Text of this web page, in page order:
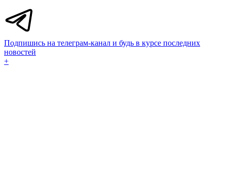
Подпишись на телеграм-канал и будь в курсе последних
новостей
+